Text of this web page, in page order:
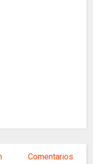
Comentarios